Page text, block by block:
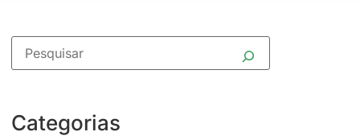
Categorias